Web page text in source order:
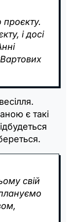
і досі
є такі
свій